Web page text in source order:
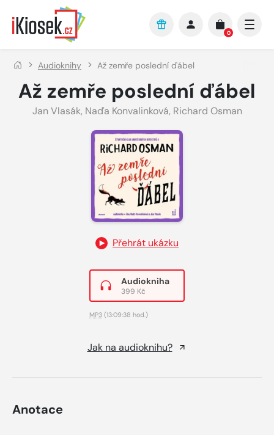
Přejít na hlavní obsah
0
Audioknihy Až zemře poslední ďábel
Až zemře poslední ďábel
Jan Vlasák, Naďa Konvalinková, Richard Osman
Přehrát ukázku
Audiokniha
399 Kč
MP3 (13:09:38 hod.)
Jak na audioknihu?
Anotace